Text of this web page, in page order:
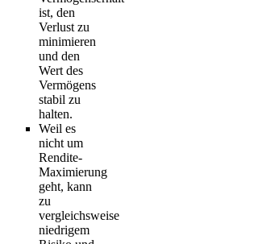
ist, den
Verlust zu
minimieren
und den
Wert des
Vermögens
stabil zu
halten.
Weil es
nicht um
Rendite-
Maximierung
geht, kann
zu
vergleichsweise
niedrigem